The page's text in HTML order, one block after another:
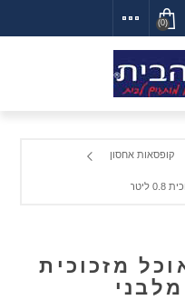
(0)
קופסאות אחסון
מזכוכית